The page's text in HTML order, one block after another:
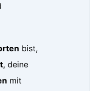
bist,
, deine
mit